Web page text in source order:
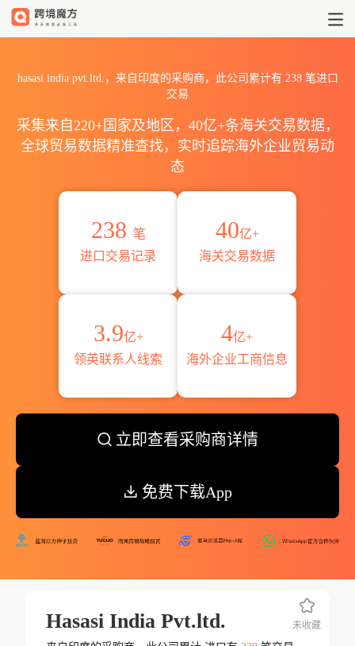
hasasi india pvt.ltd.，来自印度的采购商，此公司累计有 238笔进口
交易
采集来自220+国家及地区，40亿+条海关交易数据，
全球贸易数据精准查找，实时追踪海外企业贸易动
态
238 笔
进口交易记录
40亿+
海关交易数据
3.9亿+
领英联系人线索
4亿+
海外企业工商信息
立即查看采购商详情
免费下载App
Hasasi India Pvt.ltd. 未收藏